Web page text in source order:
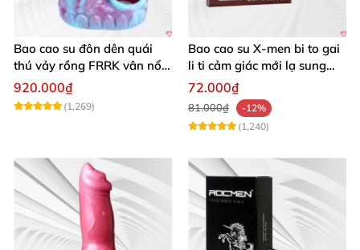
Bao cao su đôn dên quái
thú vảy rồng FRRK vân nổi
hở đầu có quai đeo bìu
920.000₫
(1,269)
Bao cao su X-men bi to gai
li ti cảm giác mới lạ sung
sướng
72.000₫
81.000₫
-12%
(1,240)